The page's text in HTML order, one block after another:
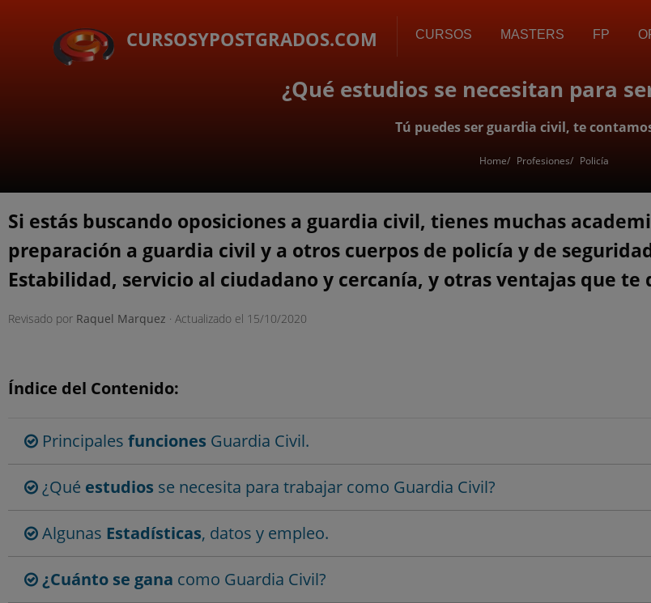
CURSOSYPOSTGRADOS.COM CURSOS MASTERS FP
¿Qué estudios se necesitan para
Tú puedes ser guardia civil, te
Home Profesiones Policía
Si estás buscando oposiciones a guardia civil, tienes muchas
preparación a guardia civil y a otros cuerpos de policía y de
Estabilidad, servicio al ciudadano y cercanía, y otras ventajas que te
Revisado por Raquel Marquez · Actualizado el 15/10/2020
Índice del Contenido:
Principales funciones Guardia Civil.
¿Qué estudios se necesita para trabajar como Guardia Civil?
Algunas Estadísticas, datos y empleo.
¿Cuánto se gana como Guardia Civil?